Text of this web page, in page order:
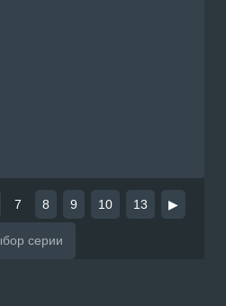
7 8 9 10 13 ▶